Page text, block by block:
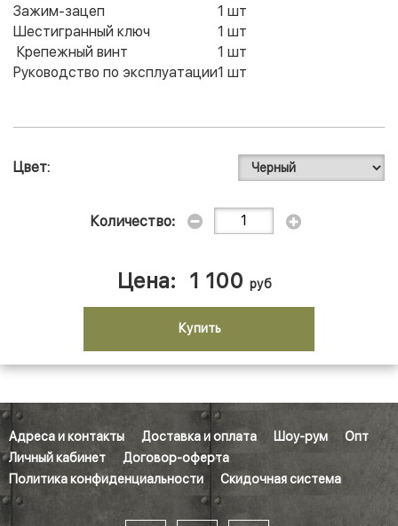
Зажим-зацеп
1 шт
Шестигранный ключ
1 шт
Крепежный винт
1 шт
Руководство по эксплуатации1 шт
Цвет
Количество:
Цена: 1 100 руб
Купить
Адреса и контакты Доставка и оплата Шоу-рум
Опт
Личный кабинет
Договор-оферта
Политика конфиденциальности
Скидочная система